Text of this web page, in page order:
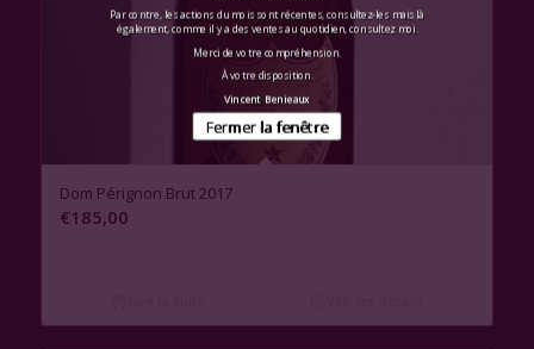
Dom Pérignon Brut 2017
€185,00
Par contre, les actions du mois sont récentes, consultez-les mais là
également, comme il y a des ventes au quotidien, consultez moi.
Merci de votre compréhension.
À votre disposition.
Vincent Benieaux
Fermer la fenêtre